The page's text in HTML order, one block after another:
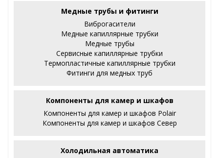
Медные трубы и фитинги
Виброгасители
Медные капиллярные трубки
Медные трубы
Сервисные капиллярные трубки
Термопластичные капиллярные трубки
Фитинги для медных труб
Компоненты для камер и шкафов
Компоненты для камер и шкафов Polair
Компоненты для камер и шкафов Север
Холодильная автоматика